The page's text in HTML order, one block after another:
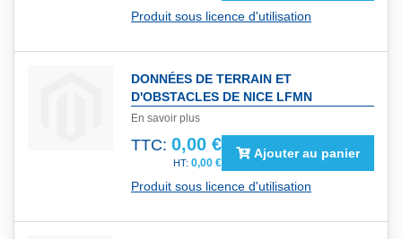
Produit sous licence d'utilisation
DONNÉES DE TERRAIN ET
D'OBSTACLES DE NICE LFMN
En savoir plus
TTC: 0,00 €
0,00 €
Ajouter au panier
Produit sous licence d'utilisation